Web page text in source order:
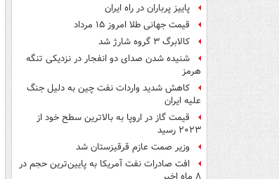
پاییز پرباران در راه ایران
قیمت جهانی طلا امروز ۱۵ مرداد
کالابرگ ۳ گروه شارژ شد
شنیده شدن صدای دو انفجار در نزدیکی تنگه
هرمز
کاهش شدید واردات نفت چین به دلیل جنگ
علیه ایران
قیمت گاز در اروپا به بالاترین سطح خود از
۲۰۲۳ رسید
وزیر صمت عازم قرقیزستان شد
افت صادرات نفت آمریکا به پایین‌ترین حجم در